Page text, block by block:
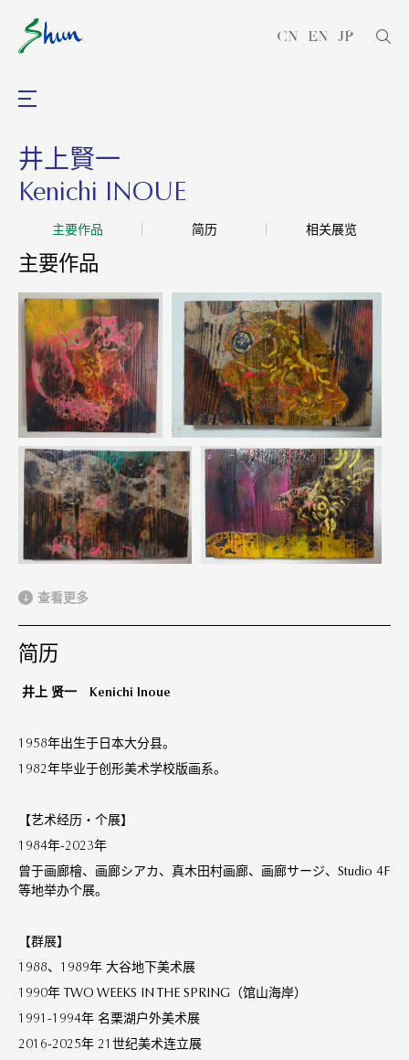
CN EN JP
井上賢一
Kenichi INOUE
主要作品 简历 相关展览
主要作品
查看更多
简历
井上 贤一 Kenichi Inoue
1958年出生于日本大分县。
1982年毕业于创形美术学校版画系。
【艺术经历・个展】
1984年-2023年
曾于画廊檜、画廊シアカ、真木田村画廊、画廊サージ、Studio 4F
等地举办个展。
【群展】
1988、1989年 大谷地下美术展
1990年 TWO WEEKS IN THE SPRING（馆山海岸）
1991-1994年 名栗湖户外美术展
2016-2025年 21世纪美术连立展